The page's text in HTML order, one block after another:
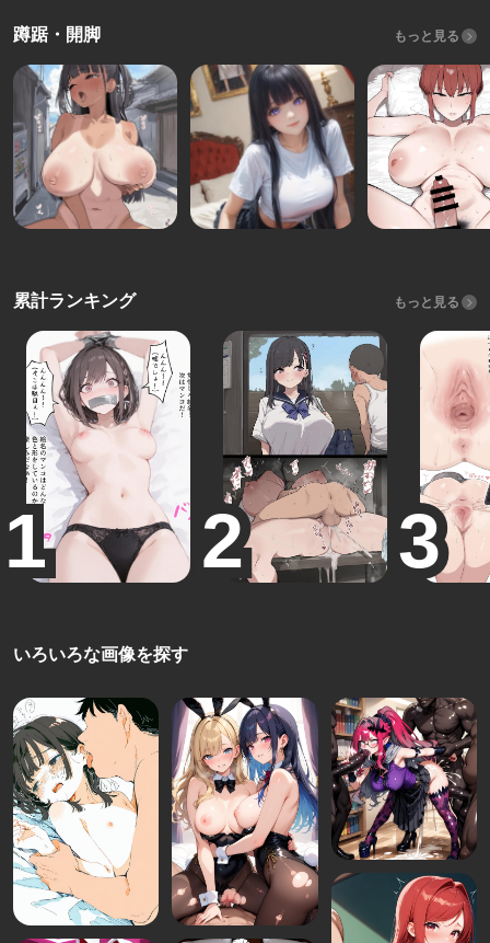
蹲踞・開脚 もっと見る
累計ランキング もっと見る
いろいろな画像を探す